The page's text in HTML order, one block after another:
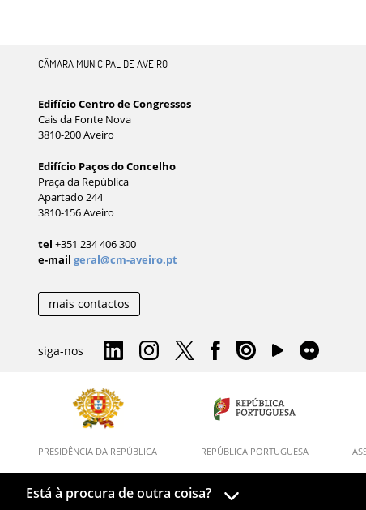
CÂMARA MUNICIPAL DE AVEIRO
Edifício Centro de Congressos
Cais da Fonte Nova
3810-200 Aveiro
Edifício Paços do Concelho
Praça da República
Apartado 244
3810-156 Aveiro
tel +351 234 406 300
e-mail geral@cm-aveiro.pt
mais contactos
siga-nos
PRESIDÊNCIA DA REPÚBLICA REPÚBLICA PORTUGUESA
Está à procura de outra coisa?